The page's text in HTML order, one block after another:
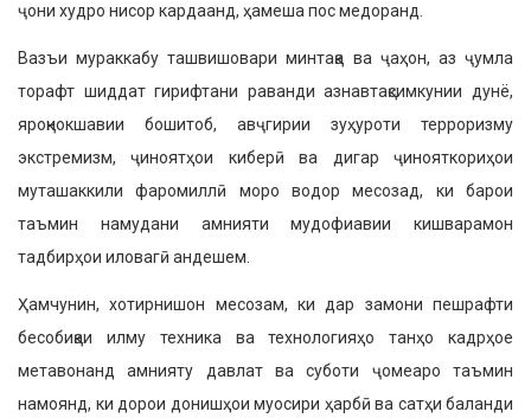
ҷони худро нисор кардаанд, ҳамеша пос медоранд.
Вазъи мураккабу ташвишовари минтақа ва ҷаҳон, аз ҷумла
торафт шиддат гирифтани раванди азнавтақсимкунии дунё,
яроқнокшавии бошитоб, авҷгирии зуҳуроти терроризму
экстремизм, ҷиноятҳои киберӣ ва дигар ҷинояткориҳои
муташаккили фаромиллӣ моро водор месозад, ки барои
таъмин намудани амнияти мудофиавии кишварамон
тадбирҳои иловагӣ андешем.
Ҳамчунин, хотирнишон месозам, ки дар замони пешрафти
бесобиқаи илму техника ва технологияҳо танҳо кадрҳое
метавонанд амнияту давлат ва суботи ҷомеаро таъмин
намоянд, ки дорои донишҳои муосири ҳарбӣ ва сатҳи баланди